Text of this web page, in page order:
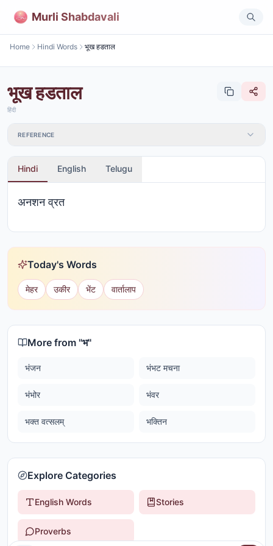
Murli Shabdavali
Home Hindi Words भूख हडताल
भूख हडताल
हिंदी
REFERENCE
Hindi English Telugu
अनशन व्रत
Today's Words
मेहर उकीर भेंट वार्तालाप
More from "भ"
भंजन भंभट मचना
भंभोर भंवर
भक्त वत्सलम् भक्तिन
Explore Categories
English Words Stories
Proverbs